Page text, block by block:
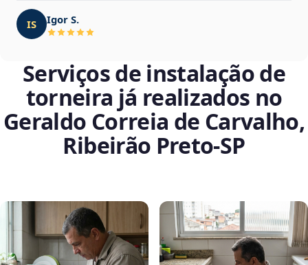
IS Igor S.
Serviços de instalação de
torneira já realizados no
Geraldo Correia de Carvalho,
Ribeirão Preto‑SP